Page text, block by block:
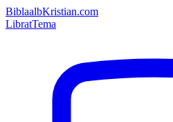
BiblaalbKristian.com
LibratTema